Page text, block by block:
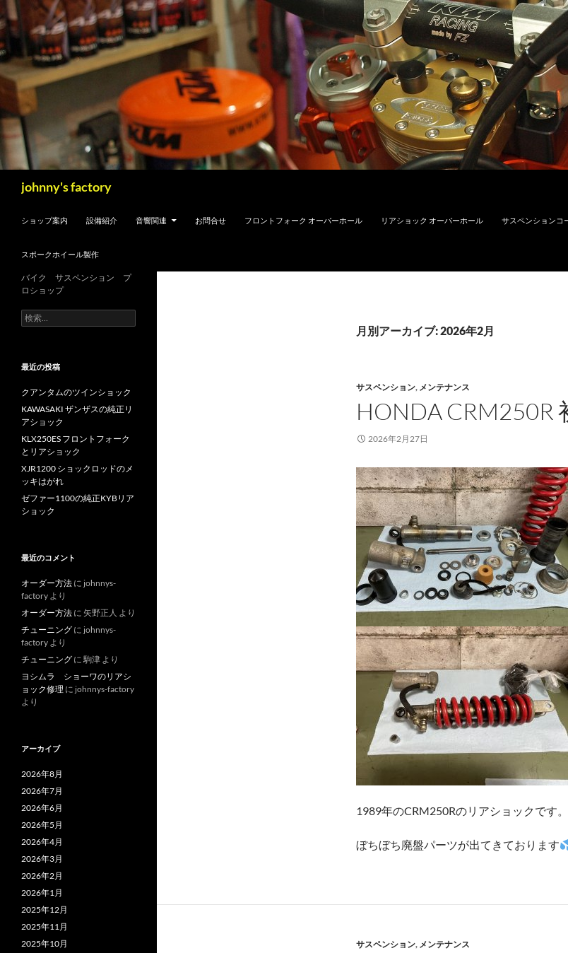
johnny's factory
ショップ案内
設備紹介 音響関連 お問合せ フロントフォーク オーバーホール リアショック オーバーホール サスペンションコ
スポークホイール製作
月別アーカイブ: 2026年2月
サスペンション, メンテナンス
HONDA CRM250R
2026年2月27日
1989年のCRM250Rのリアショックです。
ぼちぼち廃盤パーツが出てきております
サスペンション, メンテナンス
バイク サスペンション プ
ロショップ
検
索
最近の投稿
クアンタムのツインショック
KAWASAKI ザンザスの純正リ
アショック
KLX250ES フロントフォーク
とリアショック
XJR1200 ショックロッドのメ
ッキはがれ
ゼファー1100の純正KYBリア
ショック
最近のコメント
オーダー方法 に johnnys-
factory より
オーダー方法 に 矢野正人 より
チューニング に johnnys-
factory より
チューニング に 駒津 より
ヨシムラ ショーワのリアシ
ョック修理 に johnnys-factory
より
アーカイブ
2026年8月
2026年7月
2026年6月
2026年5月
2026年4月
2026年3月
2026年2月
2026年1月
2025年12月
2025年11月
2025年10月